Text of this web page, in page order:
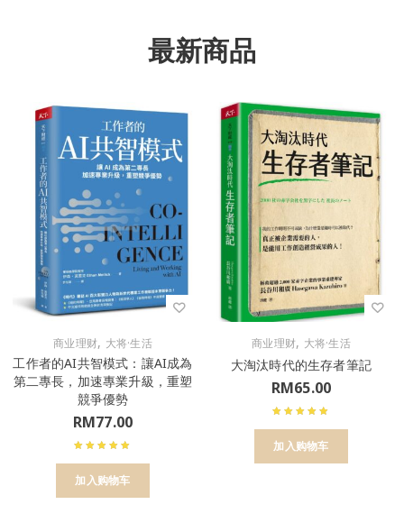
最新商品
商业理财, 大将·生活
工作者的AI共智模式：讓AI成為
第二專長，加速專業升級，重塑
競爭優勢
RM77.00
加入购物车
商业理财, 大将·生活
大淘汰時代的生存者筆記
RM65.00
加入购物车